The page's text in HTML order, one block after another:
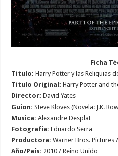
Ficha
Título: Harry Potter y las Reliquias
Título Original: Harry Potter and
Director: David Yates
Guion: Steve Kloves (Novela: J.K.
Musica: Alexandre Desplat
Fotografia: Eduardo Serra
Productora: Warner Bros. Pictures
Año/País: 2010 / Reino Unido